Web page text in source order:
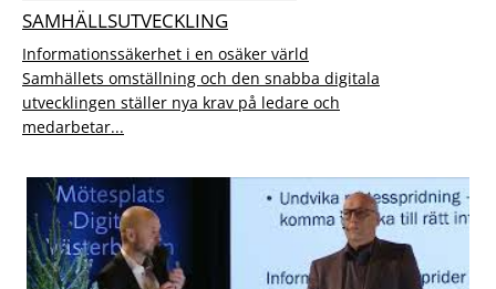
SAMHÄLLSUTVECKLING
Informationssäkerhet i en osäker värld
Samhällets omställning och den snabba digitala
utvecklingen ställer nya krav på ledare och
medarbetar...